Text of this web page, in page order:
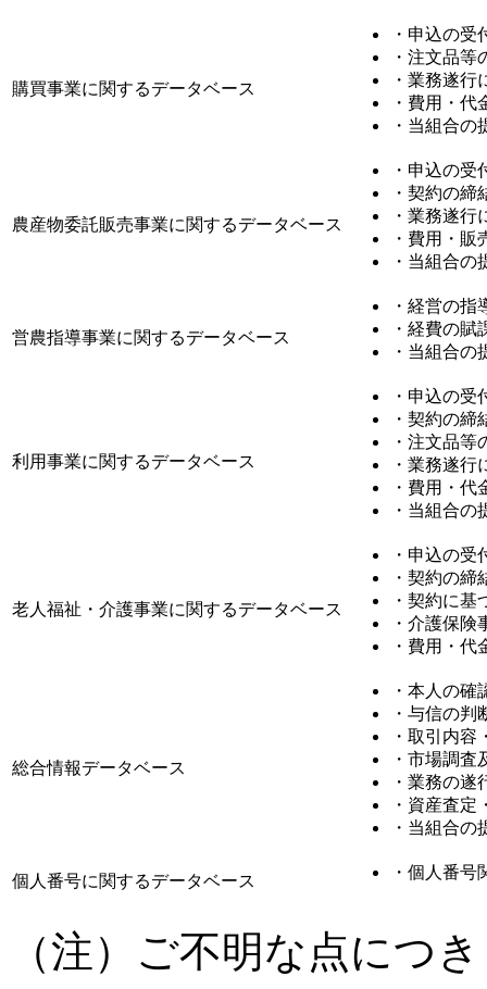
購買事業に関するデータベース
・申込の受
・注文品
・業務遂
・費用・代
・当組合
農産物委託販売事業に関するデータベース
・申込の受
・契約の
・業務遂
・費用・販
・当組合
営農指導事業に関するデータベース
・経営の
・経費の賦
・当組合
利用事業に関するデータベース
・申込の受
・契約の
・注文品
・業務遂
・費用・代
・当組合
老人福祉・介護事業に関するデータベース
・申込の受
・契約の締
・契約に
・介護保
・費用・
総合情報データベース
・本人の確
・与信の
・取引内容
・市場調
・業務の
・資産査
・当組合
個人番号に関するデータベース ・個人番号
（注）ご不明な点につ